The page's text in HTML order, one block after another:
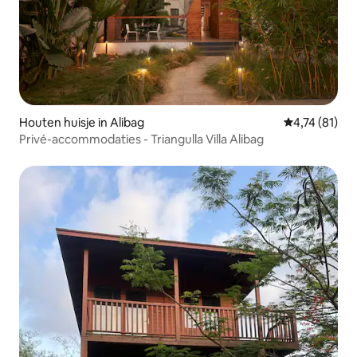
Houten huisje in Alibag Gemiddelde
4,74 (81)
Privé-accommodaties - Triangulla Villa Alibag